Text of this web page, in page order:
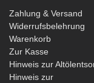
Zahlung & Versand
Widerrufsbelehrung
Warenkorb
Zur Kasse
Hinweis zur
Hinweis zur